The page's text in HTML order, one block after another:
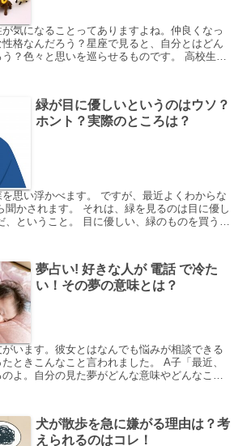
気になることってありますよね。仲良くなっ
格なんだろう？星座で見ると、自分とはどん
？色々と思いを巡らせるものです。 高校生の
緑が目に優しいというのはウソ？
ホント？実際のところは？
思い浮かべます。 ですが、最近よくわからな
聞かされます。 それは、緑を見るのは目に優し
、ということ。 目に優しい、緑のものを買うと
夢占い! 好きな人が 電話 で冷た
い！その夢の意味とは？
います。彼女とはなんでも悩みが相談できる
ときこんなこと言われました。 A子「最近、
よ。自分の見た夢がどんな意味やどんなこと
犬が散歩を急に嫌がる理由は？考
えられるのはコレ！